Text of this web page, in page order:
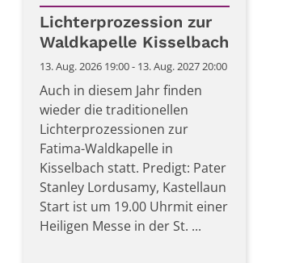
Datum: 13. August 2026
Lichterprozession zur
Waldkapelle Kisselbach
13. Aug. 2026 19:00 - 13. Aug. 2027 20:00
Auch in diesem Jahr finden
wieder die traditionellen
Lichterprozessionen zur
Fatima-Waldkapelle in
Kisselbach statt. Predigt: Pater
Stanley Lordusamy, Kastellaun
Start ist um 19.00 Uhrmit einer
Heiligen Messe in der St. ...